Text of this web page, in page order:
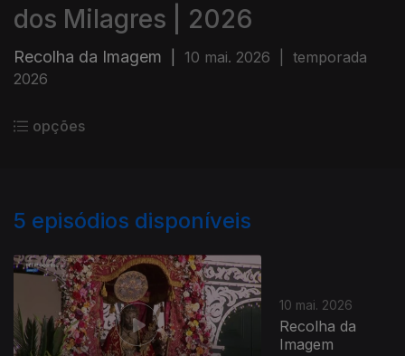
dos Milagres | 2026
Recolha da Imagem 10 mai. 2026
temporada
2026
opções
5 episódios disponíveis
10 mai. 2026
Recolha da
Imagem